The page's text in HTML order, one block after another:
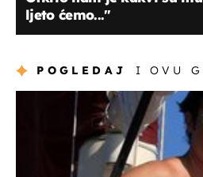
ljeto ćemo..."
POGLEDAJ I OVU